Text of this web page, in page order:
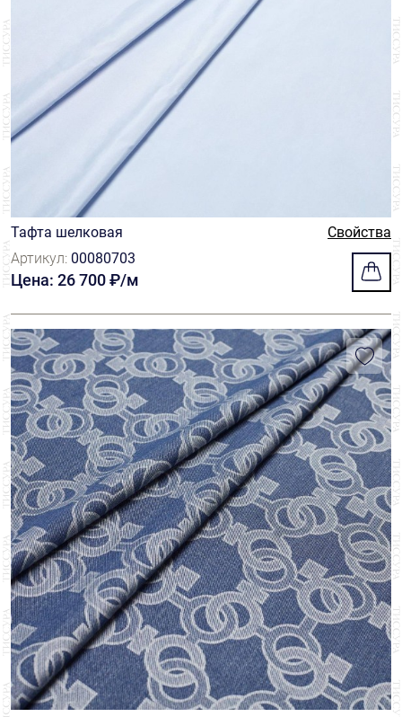
Тафта шелковая
Свойства
Артикул: 00080703
Цена: 26 700 ₽/м